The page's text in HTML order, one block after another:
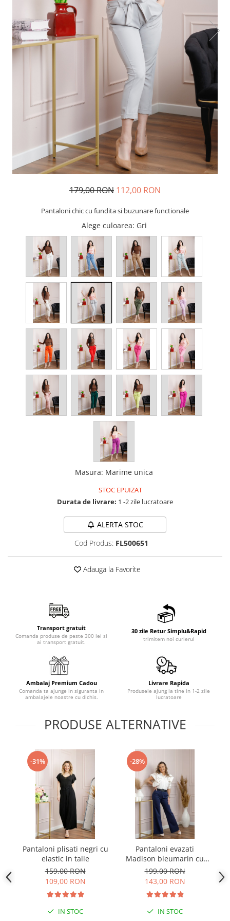
179,00 RON 112,00 RON
Pantaloni chic cu fundita si buzunare functionale
Alege culoarea: Gri
Masura: Marime unica
STOC EPUIZAT
Durata de livrare: 1 -2 zile lucratoare
ALERTA STOC
Cod Produs: FL500651
Adauga la Favorite
Transport gratuit
Comanda produse de peste 300 lei si
ai transport gratuit.
30 zile Retur Simplu&Rapid
trimitem noi curierul
Ambalaj Premium Cadou
Comanda ta ajunge in siguranta in
ambalajele noastre cu dichis.
Livrare Rapida
Produsele ajung la tine in 1-2 zile
lucratoare
PRODUSE ALTERNATIVE
-31%
Pantaloni plisati negri cu
elastic in talie
159,00 RON
109,00 RON
IN STOC
-28%
Pantaloni evazati
Madison bleumarin cu
talie inalta
199,00 RON
143,00 RON
IN STOC